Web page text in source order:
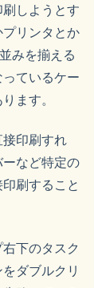
しようとす
リンタとか
みを揃える
ているケー
ます。
印刷すれ
など特定の
刷すること
下のタスク
ダブルクリ